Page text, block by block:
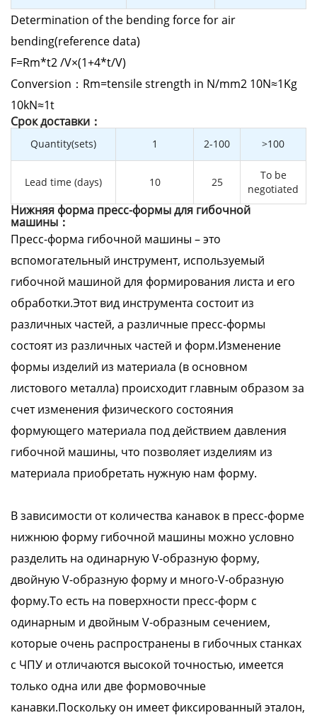
Determination of the bending force for air
bending(reference data)
F=Rm*t2 /V×(1+4*t/V)
Conversion：Rm=tensile strength in N/mm2 10N≈1Kg
10kN≈1t
Cрок доставки：
Quantity(sets) 1 2-100 >100
Lead time (days) 10 25
To be
negotiated
Нижняя форма пресс-формы для гибочной
машины：
Пресс-форма гибочной машины – это
вспомогательный инструмент, используемый
гибочной машиной для формирования листа и его
обработки.Этот вид инструмента состоит из
различных частей, а различные пресс-формы
состоят из различных частей и форм.Изменение
формы изделий из материала (в основном
листового металла) происходит главным образом за
счет изменения физического состояния
формующего материала под действием давления
гибочной машины, что позволяет изделиям из
материала приобретать нужную нам форму.
В зависимости от количества канавок в пресс-форме
нижнюю форму гибочной машины можно условно
разделить на одинарную V-образную форму,
двойную V-образную форму и много-V-образную
форму.То есть на поверхности пресс-форм с
одинарным и двойным V-образным сечением,
которые очень распространены в гибочных станках
с ЧПУ и отличаются высокой точностью, имеется
только одна или две формовочные
канавки.Поскольку он имеет фиксированный эталон,